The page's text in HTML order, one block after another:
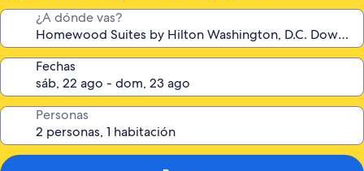
¿A dónde vas?
Fechas
Personas